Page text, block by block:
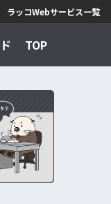
ラッコWebサービス一覧
TOP